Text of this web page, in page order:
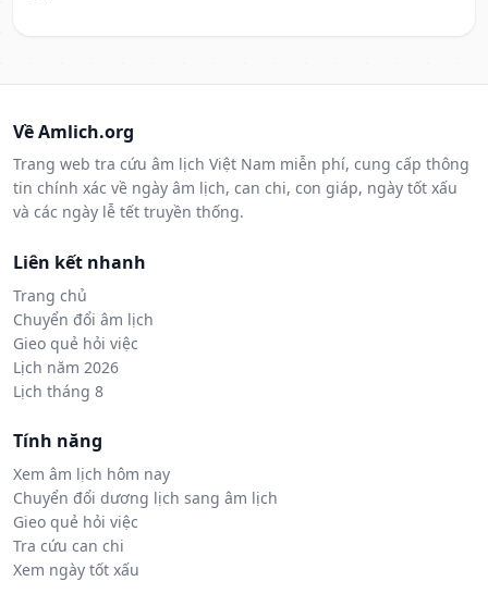
Về Amlich.org
Trang web tra cứu âm lịch Việt Nam miễn phí, cung cấp thông
tin chính xác về ngày âm lịch, can chi, con giáp, ngày tốt xấu
và các ngày lễ tết truyền thống.
Liên kết nhanh
Trang chủ
Chuyển đổi âm lịch
Gieo quẻ hỏi việc
Lịch năm 2026
Lịch tháng 8
Tính năng
Xem âm lịch hôm nay
Chuyển đổi dương lịch sang âm lịch
Gieo quẻ hỏi việc
Tra cứu can chi
Xem ngày tốt xấu